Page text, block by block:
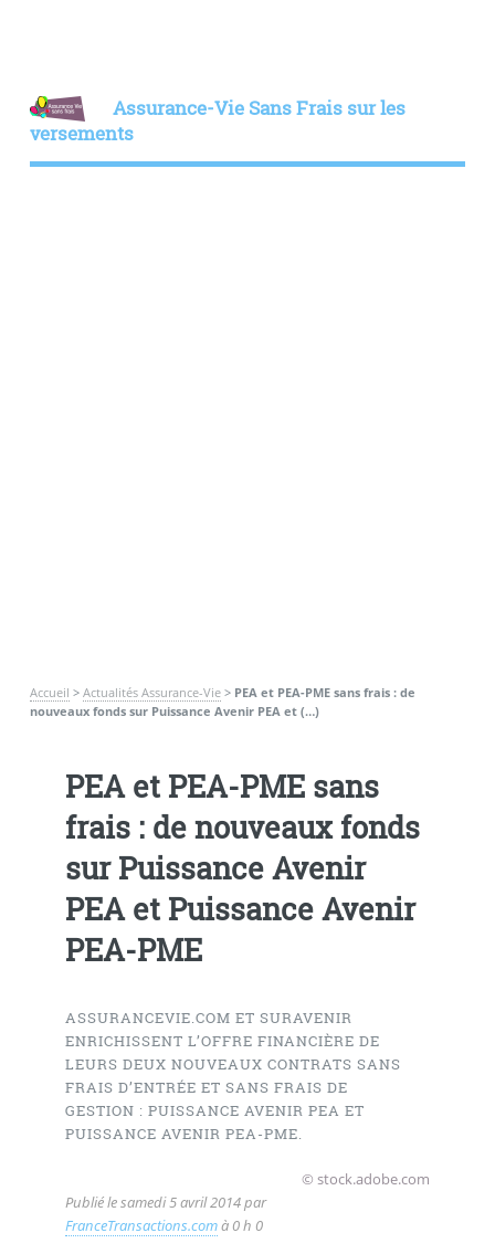
Assurance-Vie Sans Frais sur les
versements
Accueil > Actualités Assurance-Vie> PEA et PEA-PME sans frais : de
nouveaux fonds sur Puissance Avenir PEA et (…)
PEA et PEA-PME sans
frais : de nouveaux fonds
sur Puissance Avenir
PEA et Puissance Avenir
PEA-PME
ASSURANCEVIE.COM ET SURAVENIR
ENRICHISSENT L’OFFRE FINANCIÈRE DE
LEURS DEUX NOUVEAUX CONTRATS SANS
FRAIS D’ENTRÉE ET SANS FRAIS DE
GESTION : PUISSANCE AVENIR PEA ET
PUISSANCE AVENIR PEA-PME.
© stock.adobe.com
Publié lesamedi 5 avril 2014par
FranceTransactions.comà 0 h 0